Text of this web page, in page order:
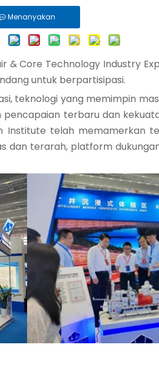
Menanyakan
& Core Technology Industry
untuk berpartisipasi.
teknologi yang memimpin
terbaru dan
Institute telah memamerkan
terarah, platform